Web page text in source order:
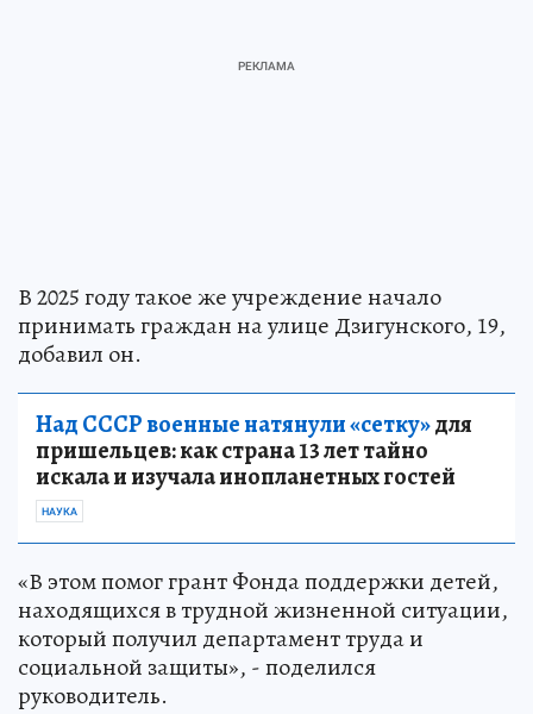
В 2025 году такое же учреждение начало
принимать граждан на улице Дзигунского, 19,
добавил он.
Над СССР военные натянули «сетку»для
пришельцев: как страна 13 лет тайно
искала и изучала инопланетных гостей
НАУКА
«В этом помог грант Фонда поддержки детей,
находящихся в трудной жизненной ситуации,
который получил департамент труда и
социальной защиты», - поделился
руководитель.